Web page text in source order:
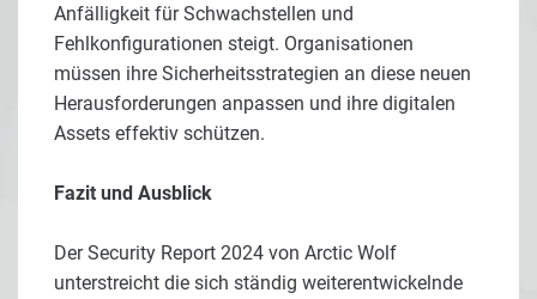
Anfälligkeit für Schwachstellen und
Fehlkonfigurationen steigt. Organisationen
müssen ihre Sicherheitsstrategien an diese neuen
Herausforderungen anpassen und ihre digitalen
Assets effektiv schützen.
Fazit und Ausblick
Der Security Report 2024 von Arctic Wolf
unterstreicht die sich ständig weiterentwickelnde